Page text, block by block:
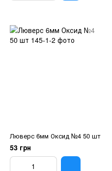
Люверс 6мм Оксид №4 50 шт
53 грн